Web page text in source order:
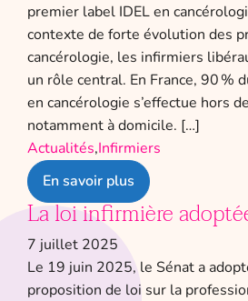
premier label IDEL en
contexte de forte évolution des
cancérologie, les infirmiers
un rôle central. En France, 90 %
en cancérologie s’effectue hors
notamment à domicile. […]
Actualités,Infirmiers
En savoir plus
La loi infirmière
7 juillet 2025
Le 19 juin 2025, le Sénat a
proposition de loi sur la